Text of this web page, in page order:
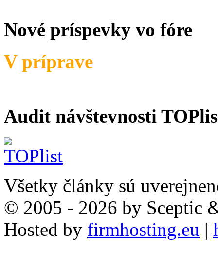
Nové príspevky vo fóre
V príprave
Audit návštevnosti
Všetky články sú
© 2005 - 2026 by Sceptic
Hosted by firmhosting.eu |